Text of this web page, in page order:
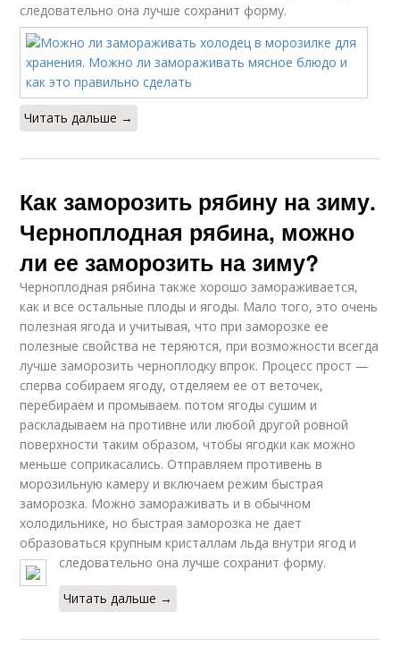
следовательно она лучше сохранит форму.
Читать дальше →
Как заморозить рябину на зиму.
Черноплодная рябина, можно
ли ее заморозить на зиму?
Черноплодная рябина также хорошо замораживается,
как и все остальные плоды и ягоды. Мало того, это очень
полезная ягода и учитывая, что при заморозке ее
полезные свойства не теряются, при возможности всегда
лучше заморозить черноплодку впрок. Процесс прост —
сперва собираем ягоду, отделяем ее от веточек,
перебираем и промываем. потом ягоды сушим и
раскладываем на противне или любой другой ровной
поверхности таким образом, чтобы ягодки как можно
меньше соприкасались. Отправляем противень в
морозильную камеру и включаем режим быстрая
заморозка. Можно замораживать и в обычном
холодильнике, но быстрая заморозка не дает
образоваться крупным кристаллам льда внутри ягод и
следовательно она лучше сохранит форму.
Читать дальше →